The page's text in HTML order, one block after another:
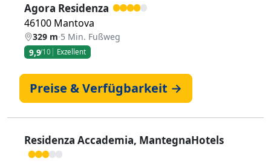
Agora Residenza
46100 Mantova
329 m·5 Min. Fußweg
9,9/10 Exzellent
Preise & Verfügbarkeit →
Residenza Accademia, MantegnaHotels